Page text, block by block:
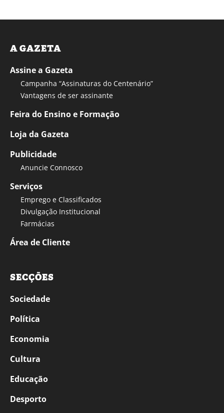
A GAZETA
Assine a Gazeta
Campanha “Assinaturas do Centenário”
Vantagens de ser assinante
Feira do Ensino e Formação
Loja da Gazeta
Publicidade
Anuncie Connosco
Serviços
Emprego e Classificados
Divulgação Institucional
Farmácias
Área de Cliente
SECÇÕES
Sociedade
Política
Economia
Cultura
Educação
Desporto